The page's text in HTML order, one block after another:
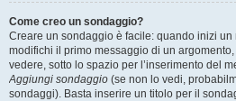
Come creo un sondaggio?
Creare un sondaggio è facile: quando inizi
modifichi il primo messaggio di un
vedere, sotto lo spazio per l’inserimento del
Aggiungi sondaggio (se non lo vedi,
sondaggi). Basta inserire un titolo per il